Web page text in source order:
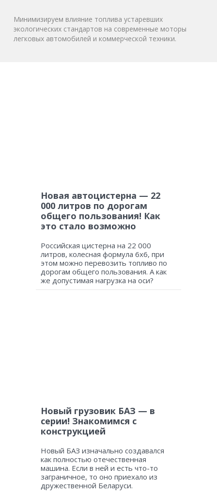
Минимизируем влияние топлива устаревших
экологических стандартов на современные моторы
легковых автомобилей и коммерческой техники.
Новая автоцистерна — 22
000 литров по дорогам
общего пользования! Как
это стало возможно
Российская цистерна на 22 000
литров, колесная формула 6х6, при
этом можно перевозить топливо по
дорогам общего пользования. А как
же допустимая нагрузка на оси?
Новый грузовик БАЗ — в
серии! Знакомимся с
конструкцией
Новый БАЗ изначально создавался
как полностью отечественная
машина. Если в ней и есть что-то
заграничное, то оно приехало из
дружественной Беларуси.